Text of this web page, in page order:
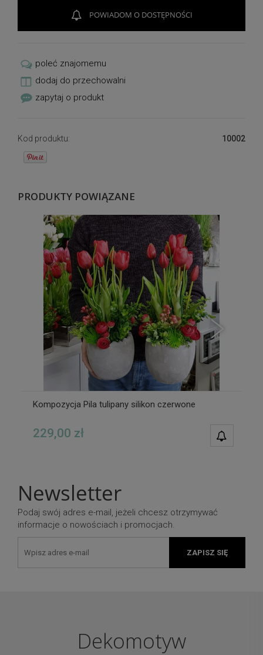
POWIADOM O DOSTĘPNOŚCI
poleć znajomemu
dodaj do przechowalni
zapytaj o produkt
Kod produktu: 10002
PRODUKTY POWIĄZANE
Kompozycja Pila tulipany silikon czerwone
229,00 zł
Newsletter
Podaj swój adres e-mail, jeżeli chcesz otrzymywać
informacje o nowościach i promocjach.
ZAPISZ SIĘ
Dekomotyw